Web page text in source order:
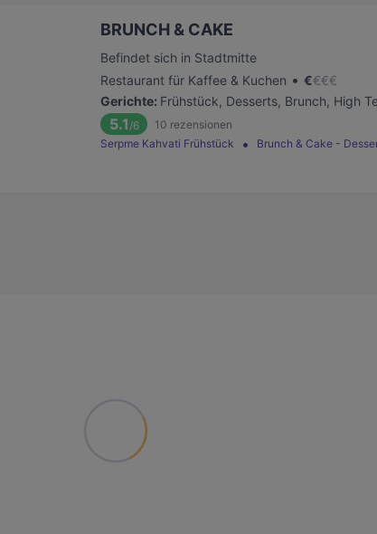
BRUNCH & CAKE
Befindet sich in Stadtmitte
Restaurant für Kaffee & Kuchen • €€€€
Gerichte: Frühstück, Desserts, Brunch, High
5.1 /6 10 rezensionen
Serpme Kahvati Frühstück
Brunch & Cake -